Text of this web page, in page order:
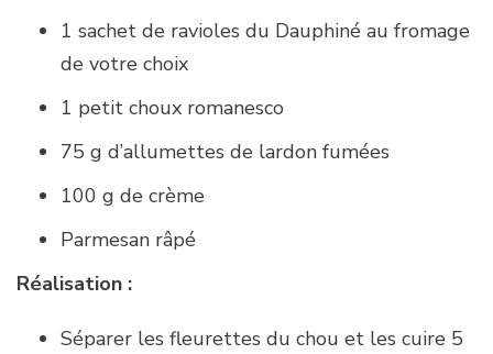
1 sachet de ravioles du Dauphiné au fromage
de votre choix
1 petit choux romanesco
75 g d’allumettes de lardon fumées
100 g de crème
Parmesan râpé
Réalisation :
Séparer les fleurettes du chou et les cuire 5